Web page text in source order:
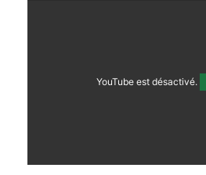
YouTube est désactivé.